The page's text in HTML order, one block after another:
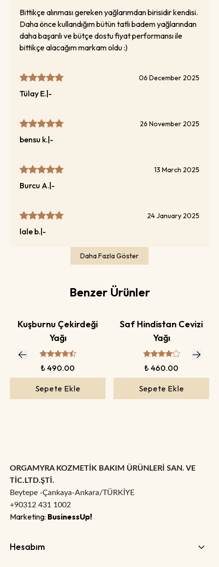
Bittikçe alınması gereken yağlarımdan birisidir kendisi.
Daha önce kullandığım bütün tatlı badem yağlarından
daha başarılı ve bütçe dostu fiyat performansı ile
bittikçe alacağım markam oldu :)
06 December 2025
Tülay E. -
26 November 2025
bensu k. -
13 March 2025
Burcu A. -
24 January 2025
lale b. -
Daha Fazla Göster
Benzer Ürünler
Kuşburnu Çekirdeği
Yağı
₺ 490.00
Sepete Ekle
Saf Hindistan Cevizi
Yağı
₺ 460.00
Sepete Ekle
ORGAMYRA KOZMETİK BAKIM ÜRÜNLERİ SAN. VE
TİC.LTD.ŞTİ.
Beytepe -Çankaya-Ankara/TÜRKİYE
+90312 431 1002
Marketing: BusinessUp!
Hesabım